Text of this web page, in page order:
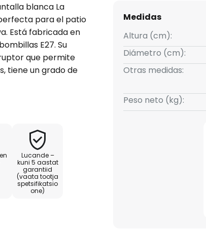
blanca La
para el patio
Está fabricada en
E27. Su
que permite
tiene un grado de
y está
Lucande –
kuni 5 aastat
garantiid
(vaata tootja
spetsifikatsio
one)
Medidas
Altura (cm):
Diámetro (cm):
Otras medidas:
Peso neto (kg):